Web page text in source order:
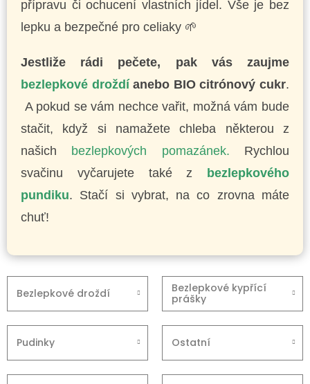
přípravu či ochucení vlastních jídel. Vše je bez
lepku a bezpečné pro celiaky 🌱
Jestliže rádi pečete, pak vás zaujme
bezlepkové droždíanebo BIO citrónový cukr.
A pokud se vám nechce vařit, možná vám bude
stačit, když si namažete chleba některou z
našich bezlepkových pomazánek. Rychlou
svačinu vyčarujete také z bezlepkového
pundiku. Stačí si vybrat, na co zrovna máte
chuť!
Bezlepkové droždí
Bezlepkové kypřící
prášky
Pudinky Ostatní